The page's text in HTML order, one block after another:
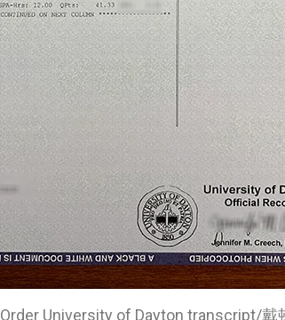
Order University of Dayton transcript/戴